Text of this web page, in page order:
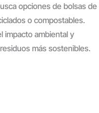
opciones de bolsas de
o compostables.
impacto ambiental y
más sostenibles.